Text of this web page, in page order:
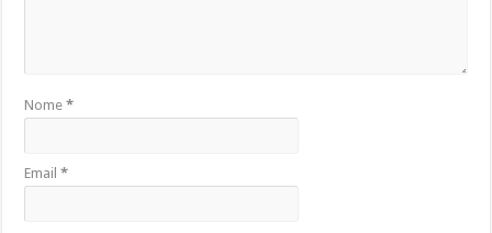
Nome*
Email*